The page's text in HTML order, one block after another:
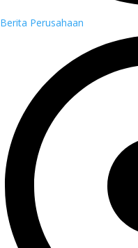
Berita Perusahaan